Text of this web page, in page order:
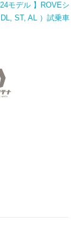
モデル 】ROVEシ
ST, AL ）試乗車